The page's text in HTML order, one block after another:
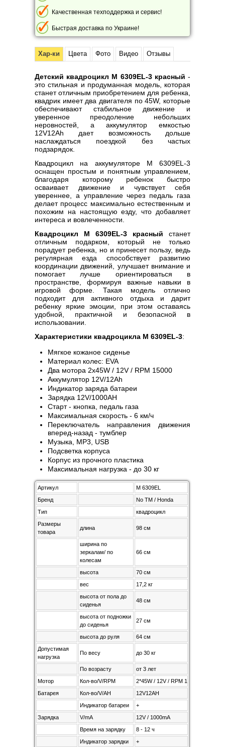
Качественная техподдержка и сервис!
Быстрая доставка по Украине!
Хар-ки Цвета Фото Видео Отзывы
Детский квадроцикл M 6309EL-3 красный -
это стильная и продуманная модель, которая
станет отличным приобретением для ребенка,
квадрик имеет два двигателя по 45W, которые
обеспечивают стабильное движение и
уверенное преодоление небольших
неровностей, а аккумулятор емкостью
12V12Ah дает возможность дольше
наслаждаться поездкой без частых
подзарядок.
Квадроцикл на аккумуляторе M 6309EL-3
оснащен простым и понятным управлением,
благодаря которому ребенок быстро
осваивает движение и чувствует себя
увереннее, а управление через педаль газа
делает процесс максимально естественным и
похожим на настоящую езду, что добавляет
интереса и вовлеченности.
Квадроцикл M 6309EL-3 красный станет
отличным подарком, который не только
порадует ребенка, но и принесет пользу, ведь
регулярная езда способствует развитию
координации движений, улучшает внимание и
помогает лучше ориентироваться в
пространстве, формируя важные навыки в
игровой форме. Такая модель отлично
подходит для активного отдыха и дарит
ребенку яркие эмоции, при этом оставаясь
удобной, практичной и безопасной в
использовании.
Характеристики квадроцикла M 6309EL-3:
Мягкое кожаное сиденье
Материал колес: EVA
Два мотора 2х45W / 12V / RPM 15000
Аккумулятор 12V/12Ah
Индикатор заряда батареи
Зарядка 12V/1000AH
Старт - кнопка, педаль газа
Максимальная скорость - 6 км/ч
Переключатель направления движения
вперед-назад - тумблер
Музыка, MP3, USB
Подсветка корпуса
Корпус из прочного пластика
Максимальная нагрузка - до 30 кг
Артикул
M 6309EL
Бренд
No TM / Honda
Тип
квадроцикл
Размеры
товара
длина 98 см
ширина по
зеркалам/ по
колесам
66 см
высота
70 см
вес
17,2 кг
высота от пола до
сиденья
48 см
высота от подножки
до сиденья
27 cм
высота до руля
64 см
Допустимая
нагрузка
По весу до 30 кг
По возрасту
от 3 лет
Мотор
Кол-во/V/RPM
2*45W / 12V / RPM 15000
Батарея
Кол-во/V/AH
12V12AH
Индикатор батареи
+
Зарядка
V/mA
12V / 1000mA
Время на зарядку
8 - 12 ч
Индикатор зарядки
+